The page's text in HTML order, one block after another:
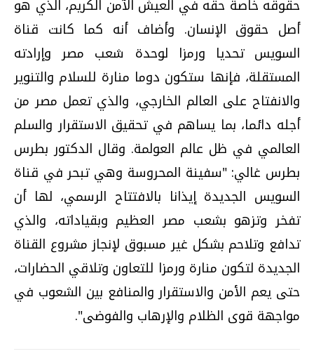
حقوقه خاصة حقه في العيش الآمن الكريم، الذي هو
أصل حقوق الإنسان. وأضاف أنه كما كانت قناة
السويس تحديا ورمزا لوحدة شعب مصر وإرادته
المستقلة، فإنها ستكون دوما منارة للسلام والتنوير
والانفتاح على العالم الخارجي، والذي تعمل مصر من
أجله دائما، بما يساهم في تحقيق الاستقرار والسلم
العالمي في ظل عالم العولمة. وقال الدكتور بطرس
بطرس غالي: "سفينة المحروسة وهي تبحر في قناة
السويس الجديدة إيذانا بالافتتاح الرسمي، لها أن
تفخر وتزهو بشعب مصر العظيم وبقياداته، والذي
تدافع وتلاحم بشكل غير مسبوق لإنجاز مشروع القناة
الجديدة لتكون منارة ورمزا للتعاون وتلاقي الحضارات،
حتى يعم الأمن والاستقرار والمنافع بين الشعوب في
مواجهة قوى الظلام والإرهاب والفوضى".